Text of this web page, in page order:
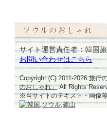
サイト運営責任者：韓国
お問い合わせはこちら
Copyright (C) 2011-2026旅行
のおしゃれ」All Rights
※当サイトのテキスト・画像